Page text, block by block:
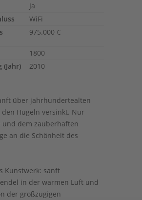
Ja
WiFi
975.000 €
1800
(Jahr) 2010
über jahrhundertealten
Hügeln versinkt. Nur
und dem zauberhaften
an die Schönheit des
Kunstwerk: sanft
in der warmen Luft und
der großzügigen